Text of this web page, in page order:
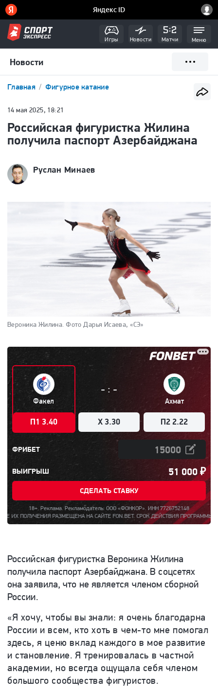
Игры Новости Матчи Меню
Новости
Главная Фигурное катание
14 мая 2025, 18:21
Российская фигуристка Жилина
получила паспорт Азербайджана
Руслан Минаев
Вероника Жилина. Фото Дарья Исаева, «СЭ»
Факел
П1 3.40
- : -
X 3.30
Ахмат
П2 2.22
ФРИБЕТ
ВЫИГРЫШ 51 000₽
СДЕЛАТЬ СТАВКУ
18+. Реклама. Рекламодатель: ООО «ФОНКОР». ИНН 7726752148
НА САЙТЕ FON.BET. СРОК ДЕЙСТВИЯ ПРОГРАММЫ
Российская фигуристка Вероника Жилина
получила паспорт Азербайджана. В соцсетях
она заявила, что не является членом сборной
России.
«Я хочу, чтобы вы знали: я очень благодарна
России и всем, кто хоть в чем-то мне помогал
здесь, я ценю вклад каждого в мое развитие
и становление. Я тренировалась в частной
академии, но всегда ощущала себя членом
большого сообщества фигуристов.